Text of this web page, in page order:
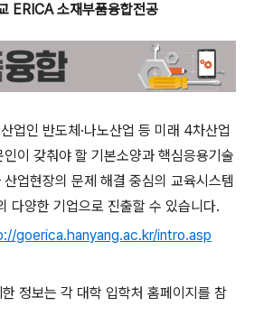
ERICA 소재부품융합전공
업인 반도체·나노산업 등 미래 4차산업
인이 갖춰야 할 기본소양과 핵심응용기술
업현장의 문제 해결 중심의 교육시스템
다양한 기업으로 진출할 수 있습니다.
goerica.hanyang.ac.kr/intro.asp
정보는 각 대학 입학처 홈페이지를 참